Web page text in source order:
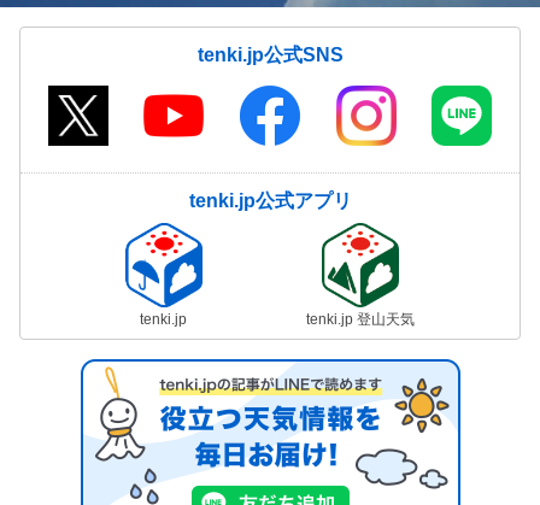
tenki.jp公式SNS
tenki.jp公式アプリ
tenki.jp tenki.jp 登山天気